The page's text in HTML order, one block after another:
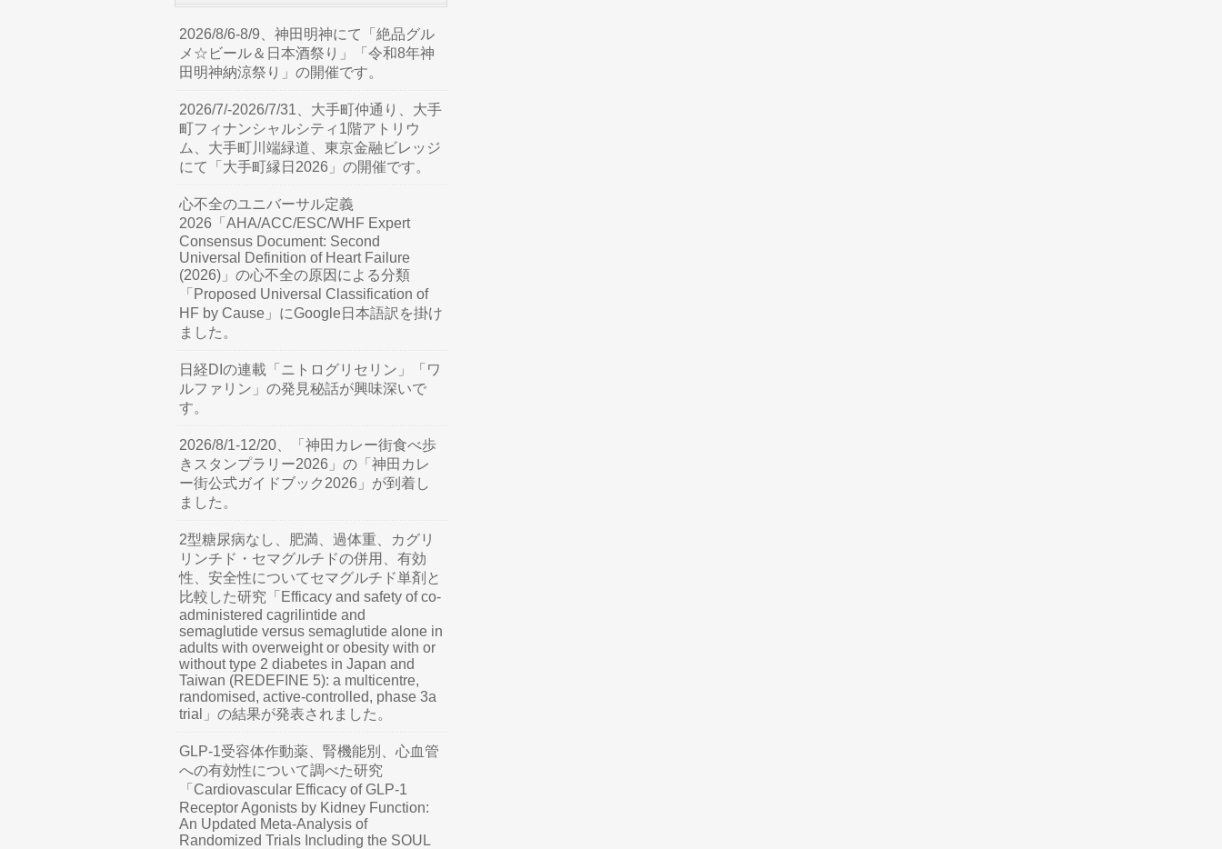
2026/8/6-8/9、神田明神にて「絶品グル
メ☆ビール＆日本酒祭り」「令和8年神
田明神納涼祭り」の開催です。
2026/7/-2026/7/31、大手町仲通り、大手
町フィナンシャルシティ1階アトリウ
ム、大手町川端緑道、東京金融ビレッジ
にて「大手町縁日2026」の開催です。
心不全のユニバーサル定義
2026「AHA/ACC/ESC/WHF Expert
Consensus Document: Second
Universal Definition of Heart Failure
(2026)」の心不全の原因による分類
「Proposed Universal Classification of
HF by Cause」にGoogle日本語訳を掛け
ました。
日経DIの連載「ニトログリセリン」「ワ
ルファリン」の発見秘話が興味深いで
す。
2026/8/1-12/20、「神田カレー街食べ歩
きスタンプラリー2026」の「神田カレ
ー街公式ガイドブック2026」が到着し
ました。
2型糖尿病なし、肥満、過体重、カグリ
リンチド・セマグルチドの併用、有効
性、安全性についてセマグルチド単剤と
比較した研究「Efficacy and safety of co-
administered cagrilintide and
semaglutide versus semaglutide alone in
adults with overweight or obesity with or
without type 2 diabetes in Japan and
Taiwan (REDEFINE 5): a multicentre,
randomised, active-controlled, phase 3a
trial」の結果が発表されました。
GLP-1受容体作動薬、腎機能別、心血管
への有効性について調べた研究
「Cardiovascular Efficacy of GLP-1
Receptor Agonists by Kidney Function:
An Updated Meta-Analysis of
Randomized Trials Including the SOUL